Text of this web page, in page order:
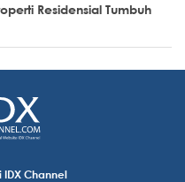
Residensial Tumbuh
Channel